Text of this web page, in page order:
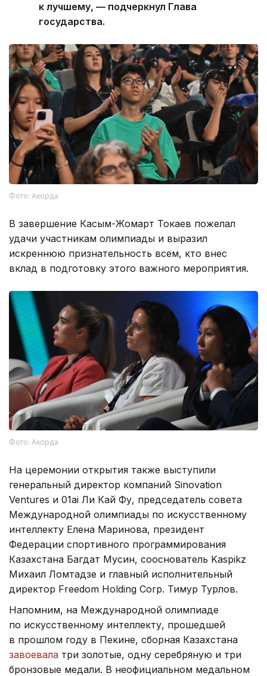
к лучшему, — подчеркнул Глава
государства.
Фото: Акорда
В завершение Касым-Жомарт Токаев пожелал
удачи участникам олимпиады и выразил
искреннюю признательность всем, кто внес
вклад в подготовку этого важного мероприятия.
Фото: Акорда
На церемонии открытия также выступили
генеральный директор компаний Sinovation
Ventures и 01ai Ли Кай Фу, председатель совета
Международной олимпиады по искусственному
интеллекту Елена Маринова, президент
Федерации спортивного программирования
Казахстана Багдат Мусин, сооснователь Kaspikz
Михаил Ломтадзе и главный исполнительный
директор Freedom Holding Corp. Тимур Турлов.
Напомним, на Международной олимпиаде
по искусственному интеллекту, прошедшей
в прошлом году в Пекине, сборная Казахстана
завоевала три золотые, одну серебряную и три
бронзовые медали. В неофициальном медальном